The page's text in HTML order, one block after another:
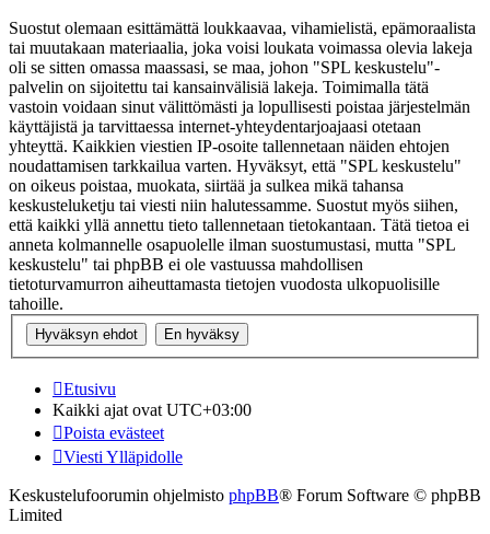
Suostut olemaan esittämättä loukkaavaa, vihamielistä, epämoraalista
tai muutakaan materiaalia, joka voisi loukata voimassa olevia lakeja
oli se sitten omassa maassasi, se maa, johon "SPL keskustelu"-
palvelin on sijoitettu tai kansainvälisiä lakeja. Toimimalla tätä
vastoin voidaan sinut välittömästi ja lopullisesti poistaa järjestelmän
käyttäjistä ja tarvittaessa internet-yhteydentarjoajaasi otetaan
yhteyttä. Kaikkien viestien IP-osoite tallennetaan näiden ehtojen
noudattamisen tarkkailua varten. Hyväksyt, että "SPL keskustelu"
on oikeus poistaa, muokata, siirtää ja sulkea mikä tahansa
keskusteluketju tai viesti niin halutessamme. Suostut myös siihen,
että kaikki yllä annettu tieto tallennetaan tietokantaan. Tätä tietoa ei
anneta kolmannelle osapuolelle ilman suostumustasi, mutta "SPL
keskustelu" tai phpBB ei ole vastuussa mahdollisen
tietoturvamurron aiheuttamasta tietojen vuodosta ulkopuolisille
tahoille.
Etusivu
Kaikki ajat ovat UTC+03:00
Poista evästeet
Viesti Ylläpidolle
Keskustelufoorumin ohjelmisto phpBB® Forum Software © phpBB
Limited